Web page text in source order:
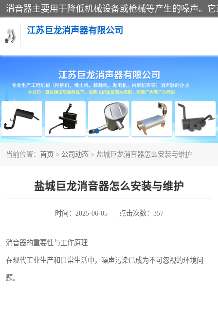
江苏巨龙消声器有限公司
当前位置： 首页 > 公司动态 > 盐城巨龙消音器怎么安装与维护
盐城巨龙消音器怎么安装与维护
时间：2025-06-05 点击次数：357
消音器的重要性与工作原理
在现代工业生产和日常生活中，噪声污染已成为不可忽视的环境问
题。
消声器